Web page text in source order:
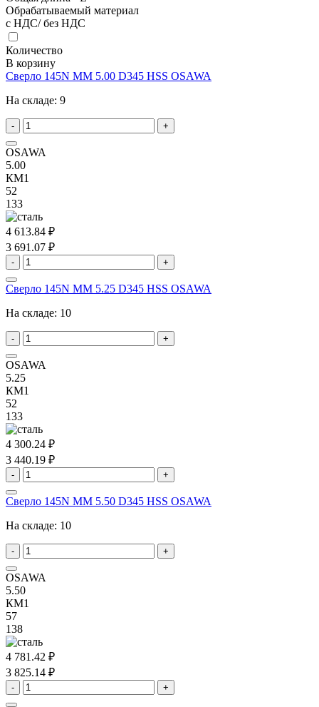
Обрабатываемый материал
с НДС/ без НДС
Количество
В корзину
Сверло 145N MM 5.00 D345 HSS OSAWA
На складе: 9
- +
OSAWA
5.00
КМ1
52
133
4 613.84 ₽
3 691.07 ₽
- +
Сверло 145N MM 5.25 D345 HSS OSAWA
На складе: 10
- +
OSAWA
5.25
КМ1
52
133
4 300.24 ₽
3 440.19 ₽
- +
Сверло 145N MM 5.50 D345 HSS OSAWA
На складе: 10
- +
OSAWA
5.50
КМ1
57
138
4 781.42 ₽
3 825.14 ₽
- +